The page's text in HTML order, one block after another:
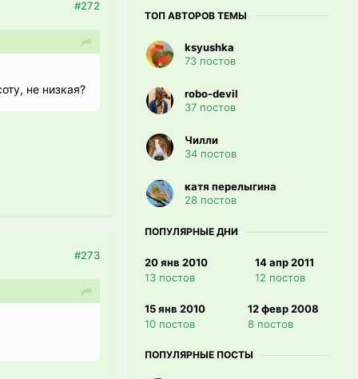
#272
не низкая?
#273
ТОП АВТОРОВ ТЕМЫ
ksyushka
73 постов
robo-devil
37 постов
Чилли
34 постов
катя перелыгина
28 постов
ПОПУЛЯРНЫЕ ДНИ
20 янв 2010
13 постов
14 апр 2011
12 постов
15 янв 2010
10 постов
12 февр 2008
8 постов
ПОПУЛЯРНЫЕ ПОСТЫ